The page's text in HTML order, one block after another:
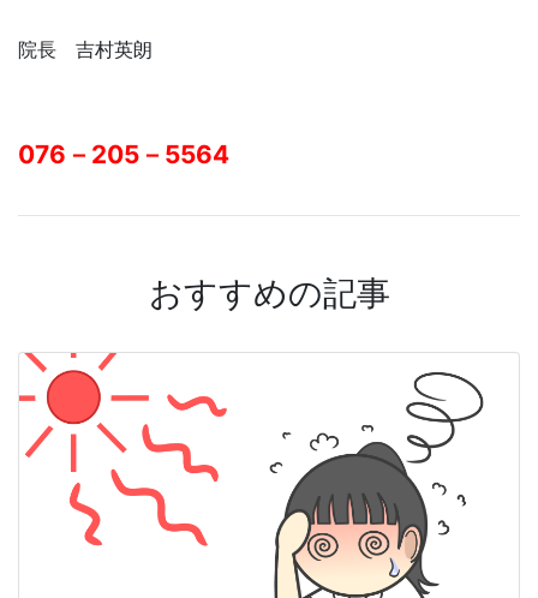
院長 吉村英朗
076－205－5564
おすすめの記事